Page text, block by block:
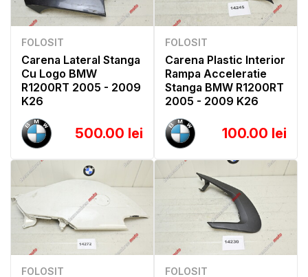
FOLOSIT
Carena Lateral Stanga
Cu Logo BMW
R1200RT 2005 - 2009
K26
500.00 lei
FOLOSIT
Carena Plastic Interior
Rampa Acceleratie
Stanga BMW R1200RT
2005 - 2009 K26
100.00 lei
FOLOSIT FOLOSIT